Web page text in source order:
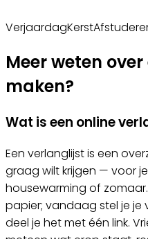
VerjaardagKerst
Meer weten
maken?
Wat is een online
Een verlanglijst is een
graag wilt krijgen — voor
housewarming of
papier; vandaag stel je je
deel je het met één link.